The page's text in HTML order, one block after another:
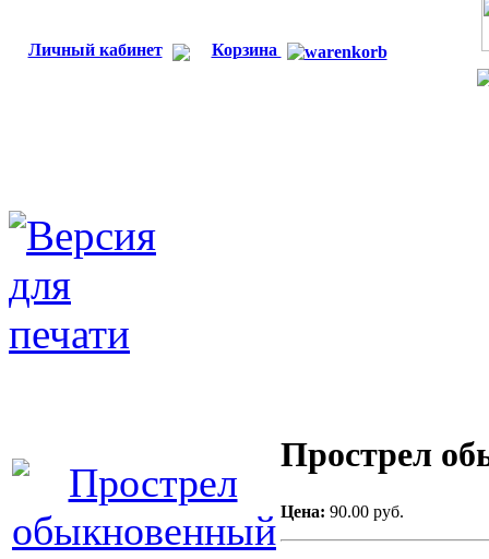
Личный кабинет Корзина
Прострел
Цена: 90.00 руб.